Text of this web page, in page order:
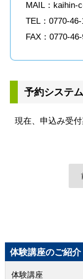
MAIL：kaihin-
TEL：0770-46-
FAX：0770-
予約システ
現在、申込み受付
体験講座のご紹介
体験講座